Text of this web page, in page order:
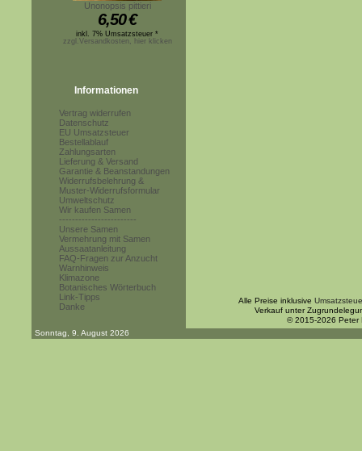
Unonopsis pittieri
6,50€
inkl. 7% Umsatzsteuer *
zzgl.Versandkosten, hier klicken
Informationen
Vertrag widerrufen
Datenschutz
EU Umsatzsteuer
Bestellablauf
Zahlungsarten
Lieferung & Versand
Garantie & Beanstandungen
Widerrufsbelehrung &
Muster-Widerrufsformular
Umweltschutz
Wir kaufen Samen
------------------------
Unsere Samen
Vermehrung mit Samen
Aussaatanleitung
FAQ-Fragen zur Anzucht
Warnhinweis
Klimazone
Botanisches Wörterbuch
Link-Tipps
Danke
Alle Preise inklusive
Verkauf unter
© 2015-2026 Peter
Sonntag, 9. August 2026